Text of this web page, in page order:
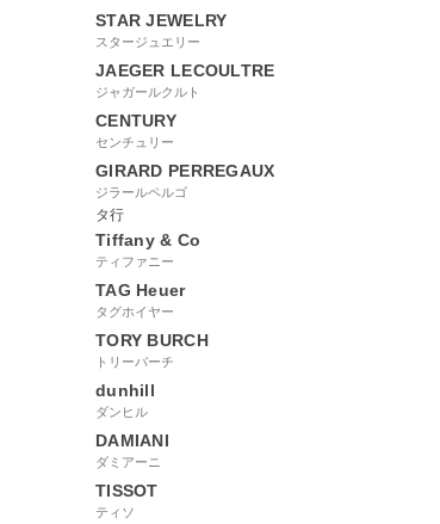
STAR JEWELRY
スタージュエリー
JAEGER LECOULTRE
ジャガールクルト
CENTURY
センチュリー
GIRARD PERREGAUX
ジラールペルゴ
タ行
Tiffany & Co
ティファニー
TAG Heuer
タグホイヤー
TORY BURCH
トリーバーチ
dunhill
ダンヒル
DAMIANI
ダミアーニ
TISSOT
ティソ